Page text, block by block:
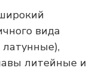
вида
литейные и